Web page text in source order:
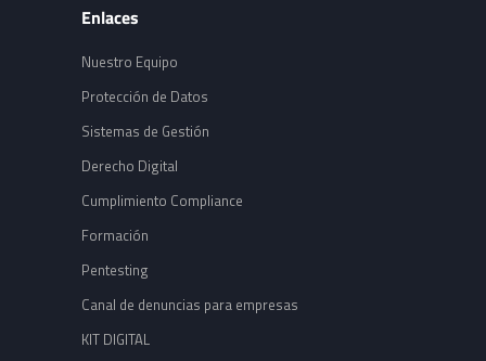
Enlaces
Nuestro Equipo
Protección de Datos
Sistemas de Gestión
Derecho Digital
Cumplimiento Compliance
Formación
Pentesting
Canal de denuncias para empresas
KIT DIGITAL